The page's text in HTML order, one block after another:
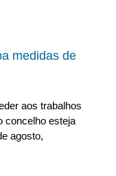
medidas de
aos trabalhos
concelho esteja
agosto,